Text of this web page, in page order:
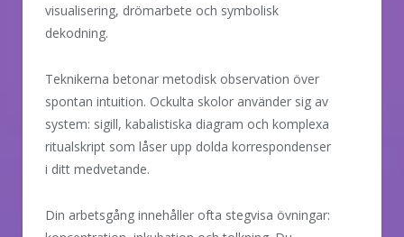
visualisering, drömarbete och symbolisk
dekodning.
Teknikerna betonar metodisk observation över
spontan intuition. Ockulta skolor använder sig av
system: sigill, kabalistiska diagram och komplexa
ritualskript som låser upp dolda korrespondenser
i ditt medvetande.
Din arbetsgång innehåller ofta stegvisa övningar: